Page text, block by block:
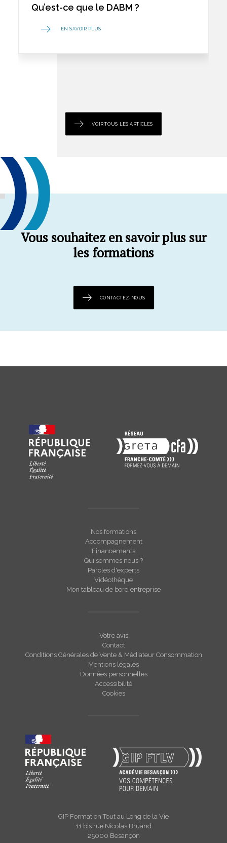
Qu’est-ce que le DABM ?
EN SAVOIR PLUS
VOIR TOUS LES ARTICLES
Vous souhaitez en savoir plus sur
les formations
CONTACTEZ-NOUS
Nos formations
Accompagnement
Financements
Qui sommes nous ?
Paroles d'experts
Vidéothèque
Mon tableau de bord entreprise
Votre avis
Contact
Conditions Générales de Vente & Médiateur Consommation
Mentions légales
Données personnelles
Accessibilité
Cookies
GIP Formation Tout au Long de la Vie
11 bis rue Nicolas Bruand
25000 Besançon